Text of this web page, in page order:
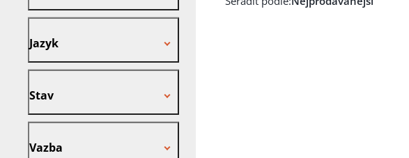
Jazyk
Stav
Vazba